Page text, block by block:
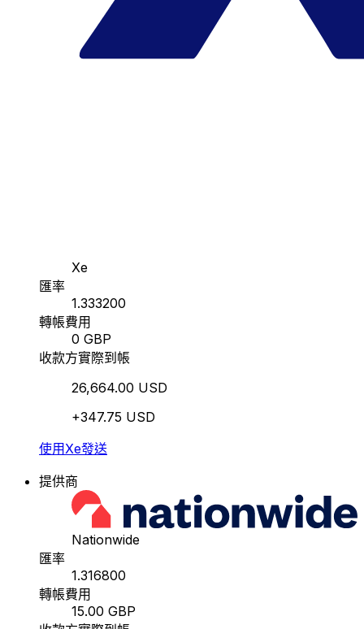
Xe
匯率
1.333200
轉帳費用
0 GBP
收款方實際到帳
26,664.00 USD
+347.75 USD
使用Xe發送
提供商
Nationwide
匯率
1.316800
轉帳費用
15.00 GBP